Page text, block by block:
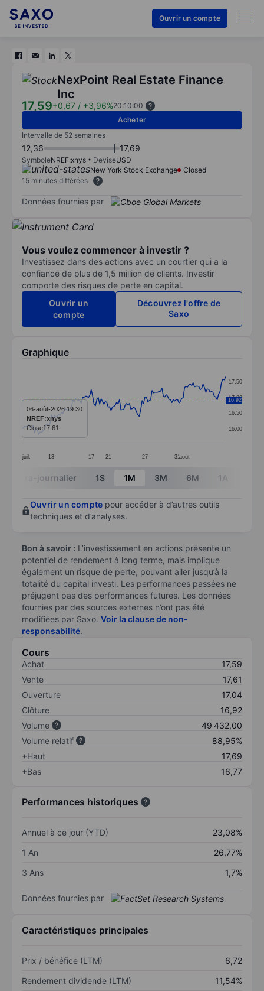
Ouvrir un compte
NexPoint Real Estate Finance
Inc
17,59+0,67 / +3,96%20:10:00
Acheter
Intervalle de 52 semaines
12,36 17,69
SymboleNREF:xnys DeviseUSD
New York Stock Exchange
Closed
15 minutes différées
Données fournies par
Vous voulez commencer à investir ?
Investissez dans des actions avec un courtier qui a la
confiance de plus de 1,5 million de clients. Investir
comporte des risques de perte en capital.
Ouvrir un
compte
Découvrez l'offre de
Saxo
Graphique
Line chart with 145 data points.
The chart has 1 X axis displaying categories.
The chart has 1 Y axis displaying values. Data ranges
juil. 13 17 21 27 31août
16,00
16,50
17,00
17,50
16,92
06-août-2026 19:30
NREF:xnys
Close17,61
End of interactive chart.
Intra-journalier 1S 1M 3M 6M 1A
Ouvrir un compte pour accéder à d’autres outils
techniques et d’analyses.
Bon à savoir : L’investissement en actions présente un
potentiel de rendement à long terme, mais implique
également un risque de perte, pouvant aller jusqu’à la
totalité du capital investi. Les performances passées ne
préjugent pas des performances futures. Les données
fournies par des sources externes n’ont pas été
modifiées par Saxo. Voir la clause de non-
responsabilité.
Cours
Achat
17,59
Vente
17,61
Ouverture
17,04
Clôture
16,92
Volume
49 432,00
Volume relatif
88,95%
+Haut
17,69
+Bas
16,77
Performances historiques
Annuel à ce jour (YTD)
23,08%
1 An
26,77%
3 Ans
1,7%
Données fournies par
Caractéristiques principales
Prix / bénéfice (LTM)
6,72
Rendement dividende (LTM)
11,54%